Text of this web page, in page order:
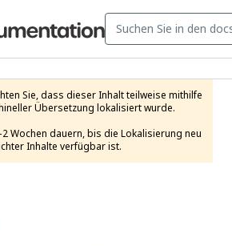
Sie, dass dieser Inhalt teilweise mithilfe
Übersetzung lokalisiert wurde.
Wochen dauern, bis die Lokalisierung neu
Inhalte verfügbar ist.